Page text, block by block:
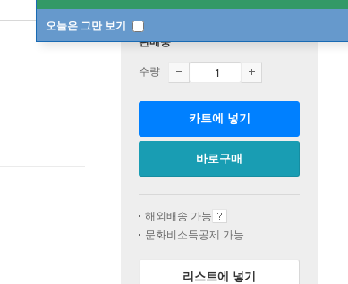
오늘은 그만 보기
판매중
수량
카트에 넣기
바로구매
해외배송 가능
문화비소득공제 가능
리스트에 넣기